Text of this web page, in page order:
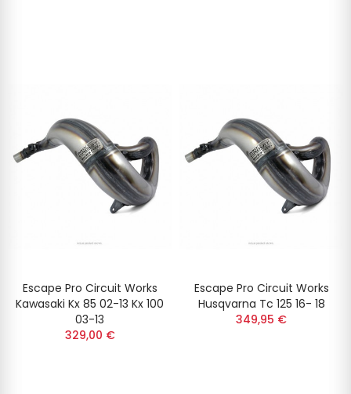
Escape Pro Circuit Works
Kawasaki Kx 85 02-13 Kx 100
03-13
329,00 €
Escape Pro Circuit Works
Husqvarna Tc 125 16- 18
349,95 €